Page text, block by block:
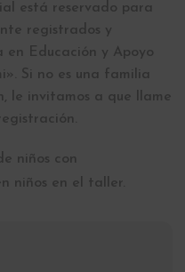
está reservado para
registrados y
en Educación y Apoyo
Si no es una familia
le invitamos a que llame
niños con
niños en el taller.